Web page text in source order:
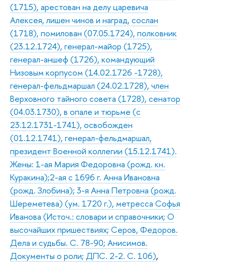
(1715), арестован на делу царевича
Алексея, лишен чинов и наград, сослан
(1718), помилован (07.05.1724), полковник
(23.12.1724), генерал-майор (1725),
генерал-аншеф (1726), командующий
Низовым корпусом (14.02.1726 -1728),
генерал-фельдмаршал (24.02.1728), член
Верховного тайного совета (1728), сенатор
(04.03.1730), в опале и тюрьме (с
23.12.1731-1741), освобожден
(01.12.1741), генерал-фельдмаршал,
президент Военной коллегии (15.12.1741).
Жены: 1-ая Мария Федоровна (рожд. кн.
Куракина);2-ая с 1696 г. Анна Ивановна
(рожд. Злобина); 3-я Анна Петровна (рожд.
Шереметева) (ум. 1720 г.), метресса Софья
Иванова (Источ.: словари и справочники; О
высочайших пришествиях; Серов, Федоров.
Дела и судьбы. С. 78-90; Анисимов.
Документы о роли; ДПС. 2-2. С. 106),